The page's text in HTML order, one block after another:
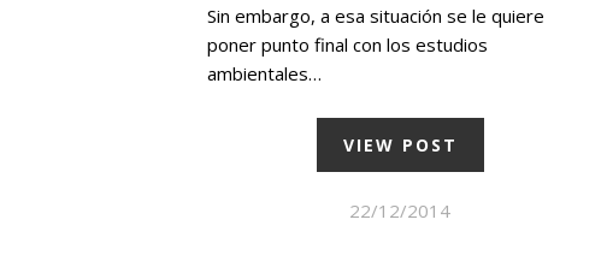
Sin embargo, a esa situación se le quiere
poner punto final con los estudios
ambientales…
VIEW POST
22/12/2014